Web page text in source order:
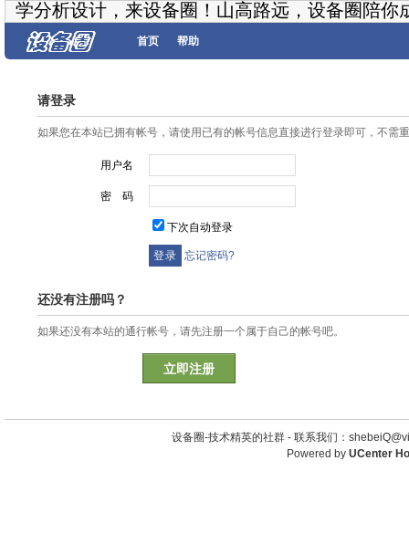
学分析设计，来设备圈！山高路远，设备圈陪你
首页 帮助
请登录
如果您在本站已拥有帐号，请使用已有的帐号信息直接进行登录即可，不需
用户名
密 码
下次自动登录
忘记密码?
还没有注册吗？
如果还没有本站的通行帐号，请先注册一个属于自己的帐号吧。
立即注册
设备圈-技术精英的社群 - 联系我们：
Powered by UCenter